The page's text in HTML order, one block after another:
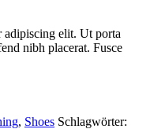
adipiscing elit. Ut porta
nibh placerat. Fusce
, Shoes Schlagwörter: